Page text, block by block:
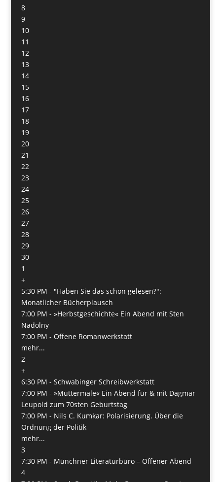
8
9
10
11
12
13
14
15
16
17
18
19
20
21
22
23
24
25
26
27
28
29
30
1
+
5:30 PM - "Haben Sie das schon gelesen?":
Monatlicher Bücherplausch
7:00 PM - »Herbstgeschichte« Ein Abend mit Sten
Nadolny
7:00 PM - Offene Romanwerkstatt
mehr...
2
+
6:30 PM - Schwabinger Schreibwerkstatt
7:00 PM - »Muttermale« Ein Abend für & mit Dagmar
Leupold zum 70sten Geburtstag
7:00 PM - Nils C. Kumkar: Polarisierung. Über die
Ordnung der Politik
mehr...
3
7:30 PM - Münchner Literaturbüro – Offener Abend
4